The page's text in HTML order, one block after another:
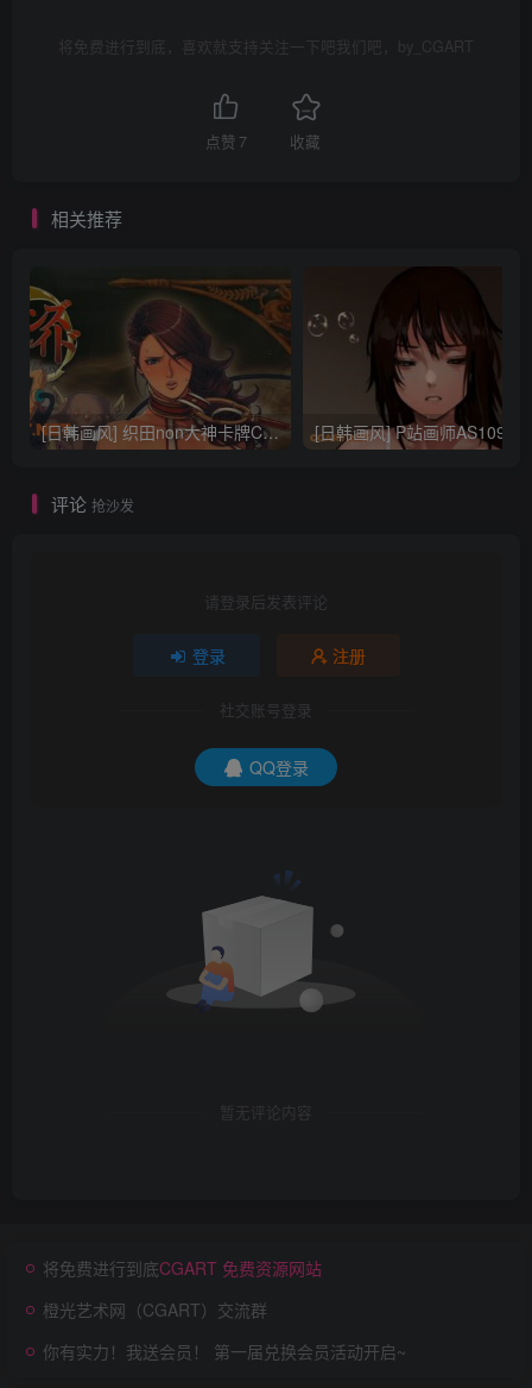
将免费进行到底，喜欢就支持关注一下吧我们吧，by_CGART
点赞 7 收藏
相关推荐
[日韩画风] 织田non大神卡牌CG插画设计画集256P 161M_CG原画资源
评论 抢沙发
请登录后发表评论
登录 注册
社交账号登录
QQ登录
暂无评论内容
将免费进行到底CGART 免费资源网站
橙光艺术网（CGART）交流群
你有实力！我送会员！ 第一届兑换会员活动开启~